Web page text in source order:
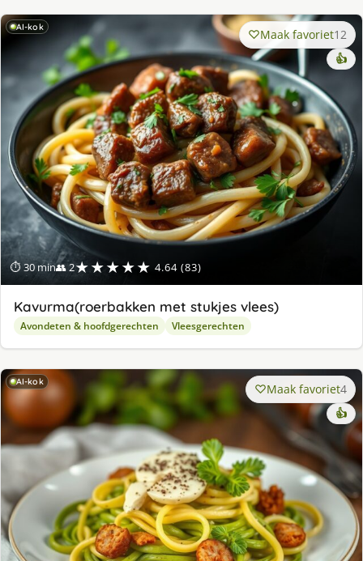
AI-kok
⏱ 30 min👥 2★★★★★ 4.64 (83)
Maak favoriet12
👍
Kavurma(roerbakken met stukjes vlees)
Avondeten & hoofdgerechten Vleesgerechten
AI-kok Maak favoriet4
👍